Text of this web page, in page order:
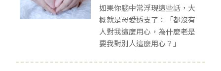
如果你腦中常浮現這些話，大
概就是母愛透支了：「都沒有
人對我這麼用心，為什麼老是
要我對別人這麼用心？」